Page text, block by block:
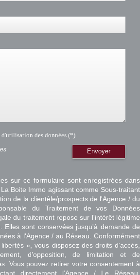
des données (*)
Envoyer
sur ce formulaire sont enregistrées dans
Boite Immo agissant comme Sous-traitant
de la clientèle/prospects de l'Agence / du
du Traitement de vos Données
du traitement repose sur l'intérêt légitime
Elles sont conservées jusqu'à demande de
à l'Agence / au Réseau. Conformément
», vous disposez des droits d’accès,
d’opposition, de limitation et de
Vous pouvez retirer votre consentement à
directement l’Agence / Le Réseau.